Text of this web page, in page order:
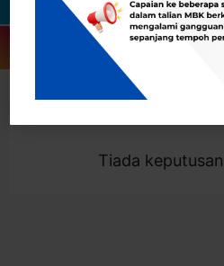
Showing 0 result
Tiada